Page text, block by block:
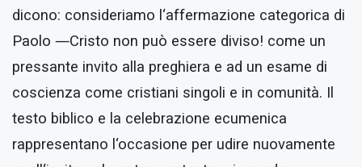
dicono: consideriamo l‘affermazione categorica di
Paolo ―Cristo non può essere diviso! come un
pressante invito alla preghiera e ad un esame di
coscienza come cristiani singoli e in comunità. Il
testo biblico e la celebrazione ecumenica
rappresentano l‘occasione per udire nuovamente